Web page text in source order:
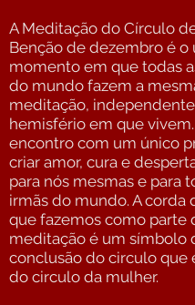
A Meditação do Círculo
Benção de dezembro é o
momento em que todas
do mundo fazem a
meditação,
hemisfério em que
encontro com um único
criar amor, cura e
para nós mesmas e para
irmãs do mundo. A corda
que fazemos como parte
meditação é um símbolo
conclusão do circulo que
do circulo da mulher.